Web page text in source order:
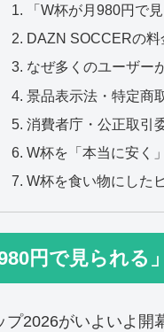
「W杯が月980円で
DAZN SOCCERの
なぜ多くのユーザー
景品表示法・特定商
消費者庁・公正取引
W杯を「本当に安く
W杯を食い物にした
980円で見られ
プ2026がいよいよ